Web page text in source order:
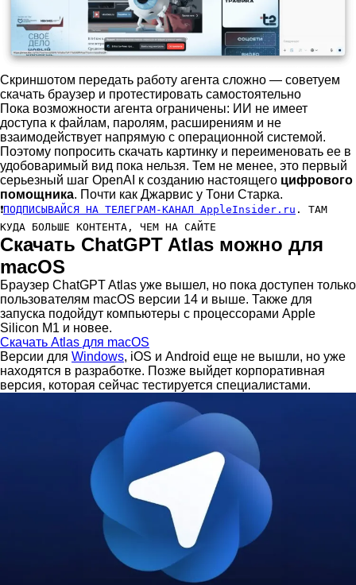
Скриншотом передать работу агента сложно — советуем
скачать браузер и протестировать самостоятельно
Пока возможности агента ограничены: ИИ не имеет
доступа к файлам, паролям, расширениям и не
взаимодействует напрямую с операционной системой.
Поэтому попросить скачать картинку и переименовать ее в
удобоваримый вид пока нельзя. Тем не менее, это первый
серьезный шаг OpenAI к созданию настоящего цифрового
помощника. Почти как Джарвис у Тони Старка.
❗ПОДПИСЫВАЙСЯ НА ТЕЛЕГРАМ-КАНАЛ AppleInsider.ru . ТАМ
КУДА БОЛЬШЕ КОНТЕНТА, ЧЕМ НА САЙТЕ
Скачать ChatGPT Atlas можно для
macOS
Браузер ChatGPT Atlas уже вышел, но пока доступен только
пользователям macOS версии 14 и выше. Также для
запуска подойдут компьютеры с процессорами Apple
Silicon M1 и новее.
Скачать Atlas для macOS
Версии для Windows, iOS и Android еще не вышли, но уже
находятся в разработке. Позже выйдет корпоративная
версия, которая сейчас тестируется специалистами.